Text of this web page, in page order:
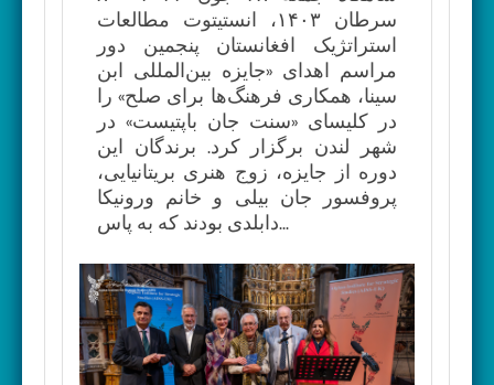
سرطان ۱۴۰۳، انستیتوت مطالعات
استراتژیک افغانستان پنجمین دور
مراسم اهدای «جایزه بین‌المللی ابن
سینا، همکاری فرهنگ‌ها برای صلح» را
در کلیسای «سنت جان باپتیست» در
شهر لندن برگزار کرد. برندگان این
دوره از جایزه، زوج هنری بریتانیایی،
پروفسور جان بیلی و خانم ورونیکا
دابلدی بودند که به پاس...